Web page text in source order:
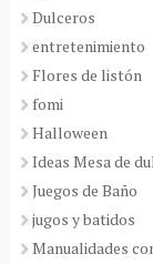
Dulceros
entretenimiento
Flores de listón
fomi
Halloween
Ideas Mesa de
Juegos de Baño
jugos y batidos
Manualidades